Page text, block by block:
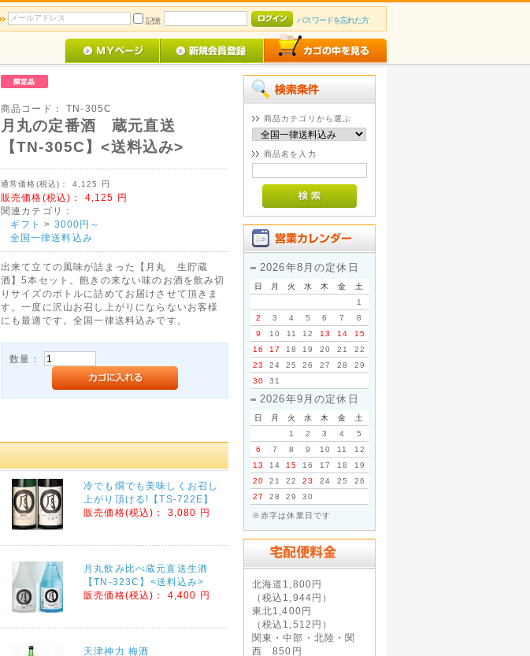
記憶
パスワードを忘れた方
商品コード： TN-305C
月丸の定番酒 蔵元直送
【TN-305C】<送料込み>
通常価格(税込)： 4,125 円
販売価格(税込)： 4,125 円
関連カテゴリ：
ギフト
> 3000円～
全国一律送料込み
出来て立ての風味が詰まった【月丸 生貯蔵
酒】5本セット。飽きの来ない味のお酒を飲み切
りサイズのボトルに詰めてお届けさせて頂きま
す。一度に沢山お召し上がりにならないお客様
にも最適です。全国一律送料込みです。
数量：
冷でも燗でも美味しくお召し
上がり頂ける!【TS-722E】
販売価格(税込)：
3,080 円
月丸飲み比べ蔵元直送生酒
【TN-323C】<送料込み>
販売価格(税込)：
4,400 円
天津神力 梅酒
商品カテゴリから選ぶ
商品名を入力
2026年8月の定休日
日 月 火 水 木 金
土
1
2
3 4 5 6 7
8
9
10 11 12 13 14
15
16
17 18 19 20 21
22
23
24 25 26 27 28
29
30
31
2026年9月の定休日
日 月 火 水 木 金
土
1
2 3 4
5
6
7 8 9 10 11
12
13
14 15 16 17 18
19
20
21 22 23 24 25
26
27
28 29 30
※赤字は休業日です
北海道1,800円
（税込1,944円）
東北1,400円
（税込1,512円）
関東・中部・北陸・関
西 850円